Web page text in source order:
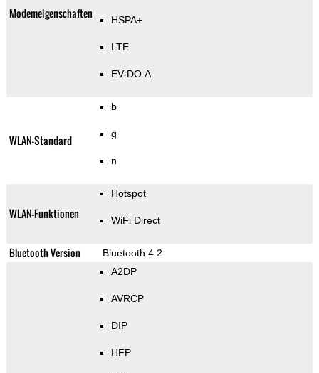
Modemeigenschaften HSPA+
LTE
EV-DO A
WLAN-Standard
b
g
n
WLAN-Funktionen
Hotspot
WiFi Direct
Bluetooth Version Bluetooth 4.2
A2DP
AVRCP
DIP
HFP